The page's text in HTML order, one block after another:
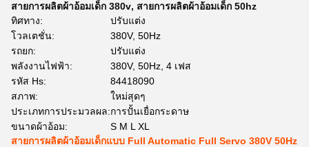
สายการผลิตผ้าอ้อมเด็ก 380v, สายการผลิตผ้าอ้อมเด็ก 50hz
ทิศทาง:
ปรับแต่ง
โวลเตชั่น:
380V, 50Hz
รถยก:
ปรับแต่ง
พลังงานไฟฟ้า:
380V, 50Hz, 4 เฟส
รหัส Hs:
84418090
สภาพ:
ใหม่สุดๆ
ประเภทการประมวลผล:การปั้นเยื่อกระดาษ
ขนาดผ้าอ้อม:
S M L XL
สายการผลิตผ้าอ้อมเด็กแบบ Full Automatic Full Servo 380V 50Hz